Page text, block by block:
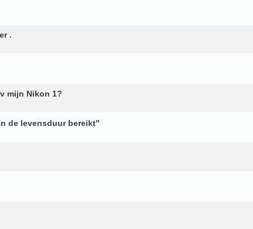
.
mijn Nikon 1?
de levensduur bereikt"